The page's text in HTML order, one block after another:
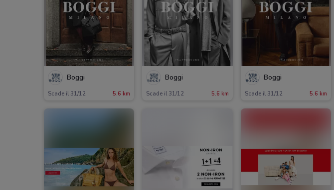
Boggi
Scade il 31/12 5.6 km
Boggi
Scade il 31/12 5.6 km
Boggi
Scade il 31/12 5.6 km